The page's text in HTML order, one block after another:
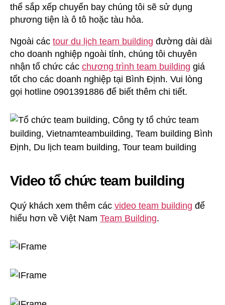
thể sắp xếp chuyến bay chúng tôi sẽ sử dụng
phương tiện là ô tô hoặc tàu hỏa.
Ngoài các tour du lịch team building đường dài dài
cho doanh nghiệp ngoài tỉnh, chúng tôi chuyên
nhận tổ chức các chương trình team building giá
tốt cho các doanh nghiệp tại Bình Định. Vui lòng
gọi hotline 0901391886 để biết thêm chi tiết.
Video tổ chức team building
Quý khách xem thêm các video team building để
hiểu hơn về Việt Nam Team Building.